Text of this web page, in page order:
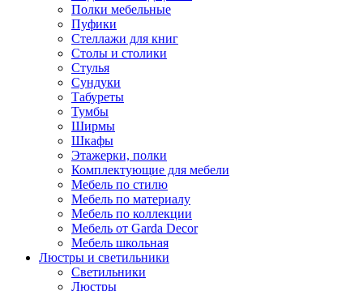
Полки мебельные
Пуфики
Стеллажи для книг
Столы и столики
Стулья
Сундуки
Табуреты
Тумбы
Ширмы
Шкафы
Этажерки, полки
Комплектующие для мебели
Мебель по стилю
Мебель по материалу
Мебель по коллекции
Мебель от Garda Decor
Мебель школьная
Люстры и светильники
Светильники
Люстры